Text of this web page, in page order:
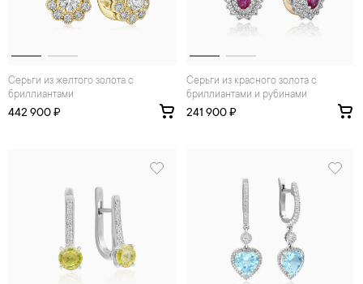
Серьги из желтого золота с
бриллиантами
442 900 ₽
Серьги из красного золота с
бриллиантами и рубинами
241 900 ₽